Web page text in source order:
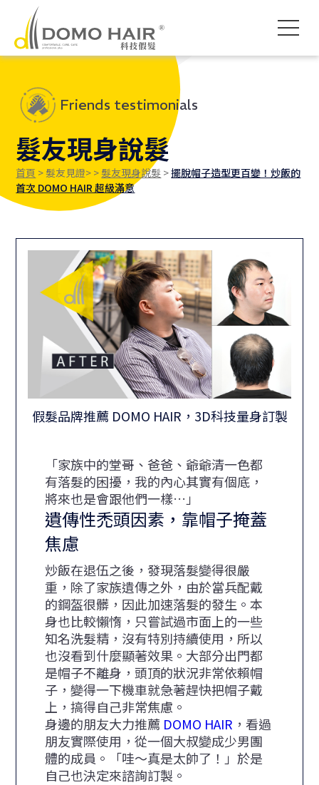
Friends testimonials
髮友現身說髮
首頁 > 髮友見證> > 髮友現身說髮 >擺脫帽子造型更百變！炒飯的
首次 DOMO HAIR 超級滿意
假髮品牌推薦 DOMO HAIR，3D科技量身訂製
「家族中的堂哥、爸爸、爺爺清一色都
有落髮的困擾，我的內心其實有個底，
將來也是會跟他們一樣…」
遺傳性禿頭因素，靠帽子掩蓋
焦慮
炒飯在退伍之後，發現落髮變得很嚴
重，除了家族遺傳之外，由於當兵配戴
的鋼盔很髒，因此加速落髮的發生。本
身也比較懶惰，只嘗試過市面上的一些
知名洗髮精，沒有特別持續使用，所以
也沒看到什麼顯著效果。大部分出門都
是帽子不離身，頭頂的狀況非常依賴帽
子，變得一下機車就急著趕快把帽子戴
上，搞得自己非常焦慮。
身邊的朋友大力推薦 DOMO HAIR ，看過
朋友實際使用，從一個大叔變成少男團
體的成員。「哇～真是太帥了！」於是
自己也決定來諮詢訂製。